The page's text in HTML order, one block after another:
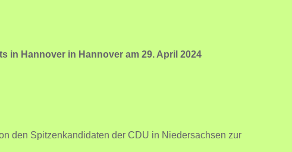
in Hannover in Hannover am 29. April 2024
den Spitzenkandidaten der CDU in Niedersachsen zur